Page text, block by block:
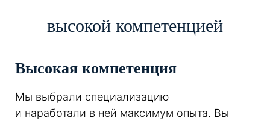
высокой компетенцией
Высокая компетенция
Мы выбрали специализацию
и наработали в ней максимум опыта. Вы